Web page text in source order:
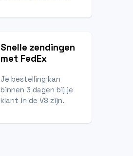
Snelle zendingen
met FedEx
Je bestelling kan
binnen 3 dagen bij je
klant in de VS zijn.